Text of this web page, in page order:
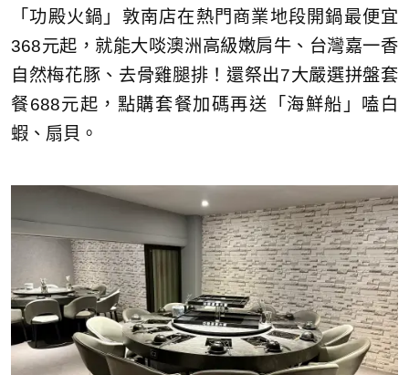
「功殿火鍋」敦南店在熱門商業地段開鍋最便宜
368元起，就能大啖澳洲高級嫩肩牛、台灣嘉一香
自然梅花豚、去骨雞腿排！還祭出7大嚴選拼盤套
餐688元起，點購套餐加碼再送「海鮮船」嗑白
蝦、扇貝。